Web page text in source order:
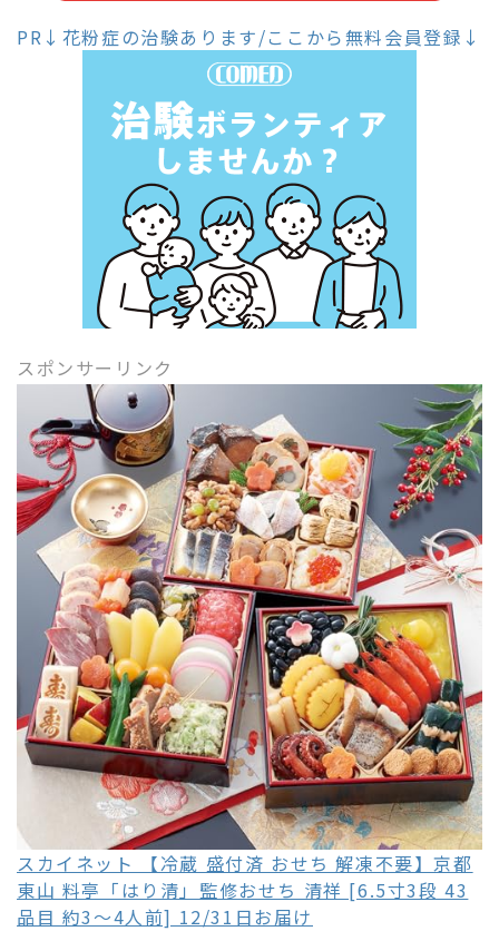
PR↓花粉症の治験あります/ここから無料会員登録↓
スポンサーリンク
スカイネット 【冷蔵 盛付済 おせち 解凍不要】京都
東山 料亭「はり清」監修おせち 清祥 [6.5寸3段 43
品目 約3～4人前] 12/31日お届け